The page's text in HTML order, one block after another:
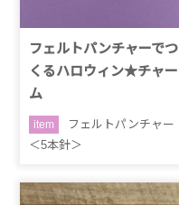
フェルトパンチャーでつ
くるハロウィン★チャー
ム
item
フェルトパンチャー
＜5本針＞